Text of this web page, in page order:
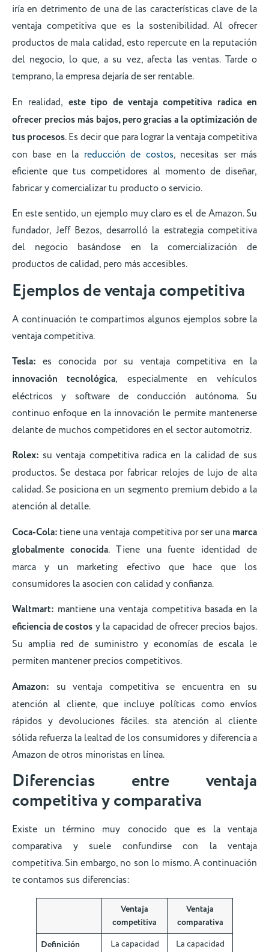
iría en detrimento de una de las características clave de la
ventaja competitiva que es la sostenibilidad. Al ofrecer
productos de mala calidad, esto repercute en la reputación
del negocio, lo que, a su vez, afecta las ventas. Tarde o
temprano, la empresa dejaría de ser rentable.
En realidad, este tipo de ventaja competitiva radica en
ofrecer precios más bajos, pero gracias a la optimización de
tus procesos. Es decir que para lograr la ventaja competitiva
con base en la reducción de costos, necesitas ser más
eficiente que tus competidores al momento de diseñar,
fabricar y comercializar tu producto o servicio.
En este sentido, un ejemplo muy claro es el de Amazon. Su
fundador, Jeff Bezos, desarrolló la estrategia competitiva
del negocio basándose en la comercialización de
productos de calidad, pero más accesibles.
Ejemplos de ventaja competitiva
A continuación te compartimos algunos ejemplos sobre la
ventaja competitiva.
Tesla: es conocida por su ventaja competitiva en la
innovación tecnológica, especialmente en vehículos
eléctricos y software de conducción autónoma. Su
continuo enfoque en la innovación le permite mantenerse
delante de muchos competidores en el sector automotriz.
Rolex: su ventaja competitiva radica en la calidad de sus
productos. Se destaca por fabricar relojes de lujo de alta
calidad. Se posiciona en un segmento premium debido a la
atención al detalle.
Coca-Cola: tiene una ventaja competitiva por ser una marca
globalmente conocida. Tiene una fuente identidad de
marca y un marketing efectivo que hace que los
consumidores la asocien con calidad y confianza.
Waltmart: mantiene una ventaja competitiva basada en la
eficiencia de costos y la capacidad de ofrecer precios bajos.
Su amplia red de suministro y economías de escala le
permiten mantener precios competitivos.
Amazon: su ventaja competitiva se encuentra en su
atención al cliente, que incluye políticas como envíos
rápidos y devoluciones fáciles. sta atención al cliente
sólida refuerza la lealtad de los consumidores y diferencia a
Amazon de otros minoristas en línea.
Diferencias entre ventaja
competitiva y comparativa
Existe un término muy conocido que es la ventaja
comparativa y suele confundirse con la ventaja
competitiva. Sin embargo, no son lo mismo. A continuación
te contamos sus diferencias:
Ventaja
competitiva
Ventaja
comparativa
Definición
La capacidad
La capacidad